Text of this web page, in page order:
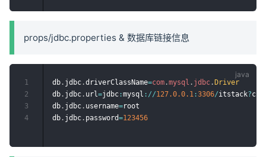
props/jdbc.properties & 数据库链接信息
db . jdbc .driverClassName=com .mysql . jdbc . Driver
db . jdbc . url=jdbc :mysql : //127.0.0.1 :3306/itstack?
db . jdbc . username=root
db . jdbc . password=123456
1
2
3
4